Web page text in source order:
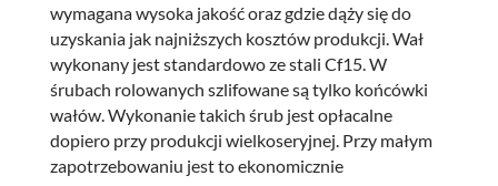
wymagana wysoka jakość oraz gdzie dąży się do
uzyskania jak najniższych kosztów produkcji. Wał
wykonany jest standardowo ze stali Cf15. W
śrubach rolowanych szlifowane są tylko końcówki
wałów. Wykonanie takich śrub jest opłacalne
dopiero przy produkcji wielkoseryjnej. Przy małym
zapotrzebowaniu jest to ekonomicznie